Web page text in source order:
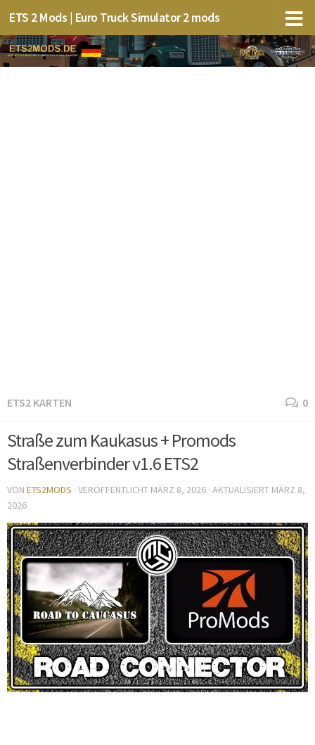
ETS 2 Mods | Euro Truck Simulator 2 mods
ETS2 KARTEN 0
Straße zum Kaukasus + Promods
Straßenverbinder v1.6 ETS2
VON ETS2MODS · VERÖFFENTLICHT MÄRZ 8, 2026 · AKTUALISIERT MÄRZ 8,
2026